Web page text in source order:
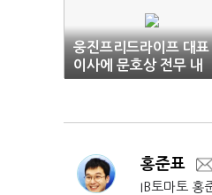
웅진프리드라이프 대표
이사에 문호상 전무 내
정
홍준표
IB토마토 홍